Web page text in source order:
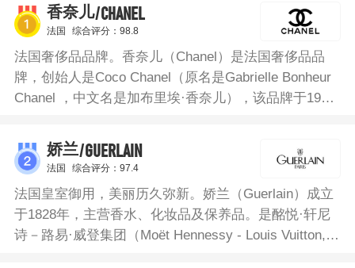
香奈儿/CHANEL
法国 综合评分：98.8
法国奢侈品品牌。香奈儿（Chanel）是法国奢侈品品
牌，创始人是Coco Chanel（原名是Gabrielle Bonheur
Chanel ，中文名是加布里埃·香奈儿），该品牌于1910
品及其配件、化妆品、护肤品、香水等。香奈儿
CHANEL蔚蓝男士淡香水，以雪松展现男士阳刚不屈的
男性不凡的一生。令人陶醉的木质芳香自然而然地唤起
男性的自由气质。
娇兰/GUERLAIN
法国 综合评分：97.4
法国皇室御用，美丽历久弥新。娇兰（Guerlain）成立
于1828年，主营香水、化妆品及保养品。是酩悦·轩尼
诗－路易·威登集团（Moët Hennessy - Louis Vuitton,